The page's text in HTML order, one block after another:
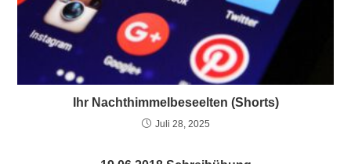
Ihr Nachthimmelbeseelten (Shorts)
Juli 28, 2025